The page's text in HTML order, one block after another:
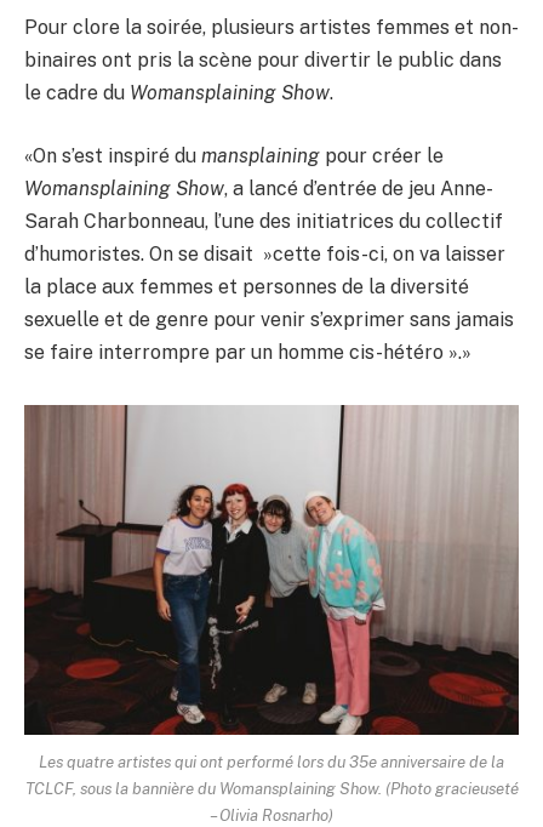
Pour clore la soirée, plusieurs artistes femmes et non-
binaires ont pris la scène pour divertir le public dans
le cadre du Womansplaining Show.
«On s’est inspiré du mansplaining pour créer le
Womansplaining Show, a lancé d’entrée de jeu Anne-
Sarah Charbonneau, l’une des initiatrices du collectif
d’humoristes. On se disait »cette fois-ci, on va laisser
la place aux femmes et personnes de la diversité
sexuelle et de genre pour venir s’exprimer sans jamais
se faire interrompre par un homme cis-hétéro ».»
Les quatre artistes qui ont performé lors du 35e anniversaire de la
TCLCF, sous la bannière du Womansplaining Show. (Photo gracieuseté
– Olivia Rosnarho)